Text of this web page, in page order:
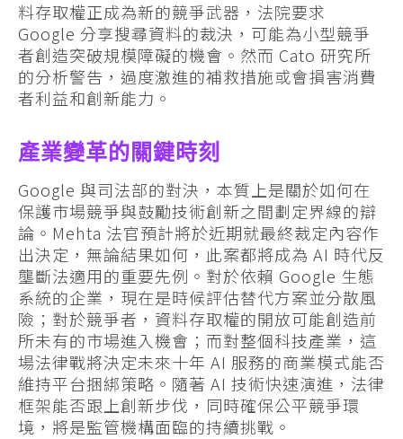
料存取權正成為新的競爭武器，法院要求
Google 分享搜尋資料的裁決，可能為小型競爭
者創造突破規模障礙的機會。然而 Cato 研究所
的分析警告，過度激進的補救措施或會損害消費
者利益和創新能力。
產業變革的關鍵時刻
Google 與司法部的對決，本質上是關於如何在
保護市場競爭與鼓勵技術創新之間劃定界線的辯
論。Mehta 法官預計將於近期就最終裁定內容作
出決定，無論結果如何，此案都將成為 AI 時代反
壟斷法適用的重要先例。對於依賴 Google 生態
系統的企業，現在是時候評估替代方案並分散風
險；對於競爭者，資料存取權的開放可能創造前
所未有的市場進入機會；而對整個科技產業，這
場法律戰將決定未來十年 AI 服務的商業模式能否
維持平台捆綁策略。隨著 AI 技術快速演進，法律
框架能否跟上創新步伐，同時確保公平競爭環
境，將是監管機構面臨的持續挑戰。